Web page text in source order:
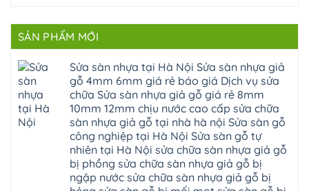
thất
mê
linh
thanh
quốc
đông
phòng
xuyên
đống
Đạo
Đà
Nẵng
Đồng
Dương
Đồng
Khánh
Nam
Phù
Thanh
Thượng
Phúc
Thường
Chương
Dương
Hồng
Sửa
mặt
bậc
cầu
nhựa
nhựa
composite
Xuân
Đông
Ngạc
Quảng
Thượng
luận
ở
Sàn
khóa
glotex
4mm
6mm
nhiêu
nhựa
SẢN PHẨM MỚI
Sửa sàn nhựa tại Hà Nội Sửa sàn nhựa giả
gỗ 4mm 6mm giá rẻ báo giá Dịch vụ sửa
chữa Sửa sàn nhựa giả gỗ giá rẻ 8mm
10mm 12mm chịu nước cao cấp sửa chữa
sàn nhựa giả gỗ tại nhà hà nội Sửa sàn gỗ
công nghiệp tại Hà Nội Sửa sàn gỗ tự
nhiên tại Hà Nội sửa chữa sàn nhựa giả gỗ
bị phồng sửa chữa sàn nhựa giả gỗ bị
ngập nước sửa chữa sàn nhựa giả gỗ bị